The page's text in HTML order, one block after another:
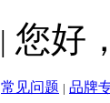
| 您好
常见问题 | 品牌